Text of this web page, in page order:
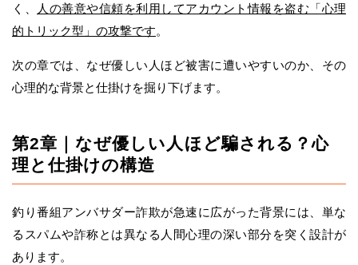
く、
人の善意や信頼を利用してアカウント情報を盗む「心理
的トリック型」の攻撃です。
次の章では、なぜ優しい人ほど被害に遭いやすいのか、その
心理的な背景と仕掛けを掘り下げます。
第2章｜なぜ優しい人ほど騙される？心
理と仕掛けの構造
釣り番組アンバサダー詐欺が急速に広がった背景には、単な
るスパムや詐称とは異なる人間心理の深い部分を突く設計が
あります。